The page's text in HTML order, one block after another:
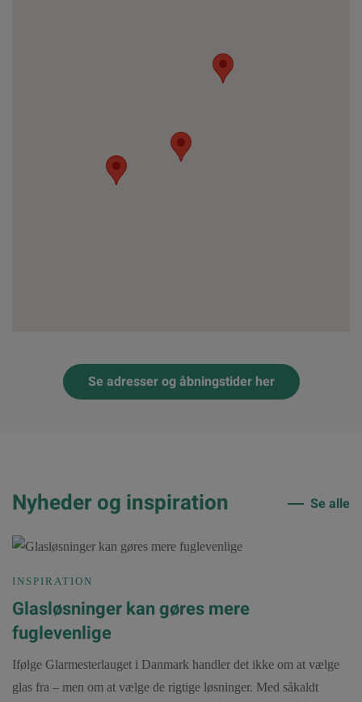
Se adresser og åbningstider her
Nyheder og inspiration Se alle
INSPIRATION
Glasløsninger kan gøres mere
fuglevenlige
Ifølge Glarmesterlauget i Danmark handler det ikke om at vælge
glas fra – men om at vælge de rigtige løsninger. Med såkaldt